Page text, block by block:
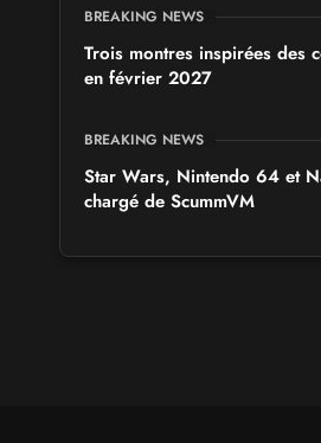
BREAKING NEWS
Trois montres inspirées des
en février 2027
BREAKING NEWS
Star Wars, Nintendo 64 et
chargé de ScummVM